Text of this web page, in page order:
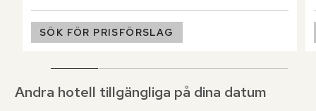
SÖK FÖR PRISFÖRSLAG
Andra hotell tillgängliga på dina datum